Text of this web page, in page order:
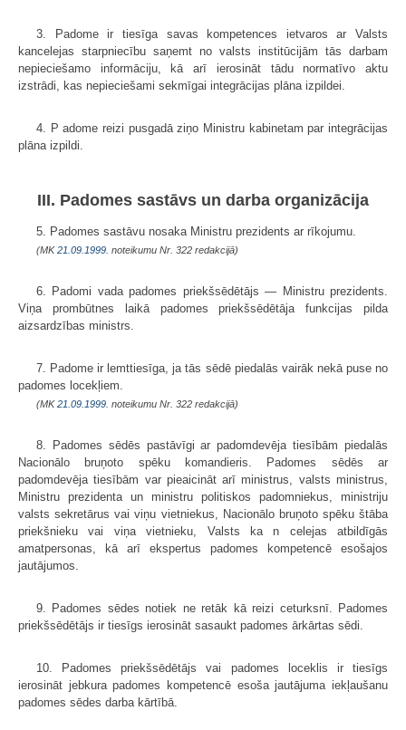
3. Padome ir tiesīga savas kompetences ietvaros ar Valsts
kancelejas starpniecību saņemt no valsts institūcijām tās darbam
nepieciešamo informāciju, kā arī ierosināt tādu normatīvo aktu
izstrādi, kas nepieciešami sekmīgai integrācijas plāna izpildei.
4. P adome reizi pusgadā ziņo Ministru kabinetam par integrācijas
plāna izpildi.
III. Padomes sastāvs un darba organizācija
5. Padomes sastāvu nosaka Ministru prezidents ar rīkojumu.
(MK21.09.1999. noteikumu Nr. 322 redakcijā)
6. Padomi vada padomes priekšsēdētājs — Ministru prezidents.
Viņa prombūtnes laikā padomes priekšsēdētāja funkcijas pilda
aizsardzības ministrs.
7. Padome ir lemttiesīga, ja tās sēdē piedalās vairāk nekā puse no
padomes locekļiem.
(MK21.09.1999. noteikumu Nr. 322 redakcijā)
8. Padomes sēdēs pastāvīgi ar padomdevēja tiesībām piedalās
Nacionālo bruņoto spēku komandieris. Padomes sēdēs ar
padomdevēja tiesībām var pieaicināt arī ministrus, valsts ministrus,
Ministru prezidenta un ministru politiskos padomniekus, ministriju
valsts sekretārus vai viņu vietniekus, Nacionālo bruņoto spēku štāba
priekšnieku vai viņa vietnieku, Valsts ka n celejas atbildīgās
amatpersonas, kā arī ekspertus padomes kompetencē esošajos
jautājumos.
9. Padomes sēdes notiek ne retāk kā reizi ceturksnī. Padomes
priekšsēdētājs ir tiesīgs ierosināt sasaukt padomes ārkārtas sēdi.
10. Padomes priekšsēdētājs vai padomes loceklis ir tiesīgs
ierosināt jebkura padomes kompetencē esoša jautājuma iekļaušanu
padomes sēdes darba kārtībā.